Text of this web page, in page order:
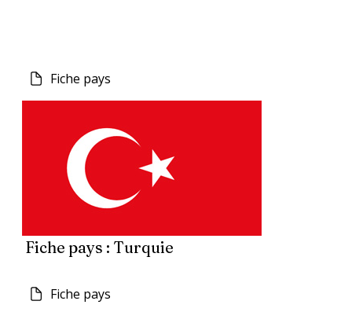
Fiche pays
Fiche pays : Turquie
Fiche pays